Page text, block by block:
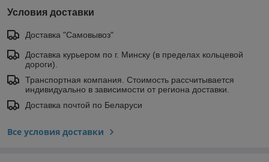
Условия доставки
Доставка "Самовывоз"
Доставка курьером по г. Минску (в пределах кольцевой
дороги).
Транспортная компания. Стоимость рассчитывается
индивидуально в зависимости от региона доставки.
Доставка почтой по Беларуси
Все условия доставки